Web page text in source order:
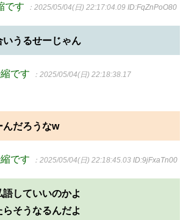
です ：2025/05/04(日) 22:17:04.09 ID:FqZnPoO80
いうるせーじゃん
です ：2025/05/04(日) 22:18:38.17
んだろうなw
です ：2025/05/04(日) 22:18:45.03 ID:9jFxaTn00
していいのかよ
そうなるんだよ